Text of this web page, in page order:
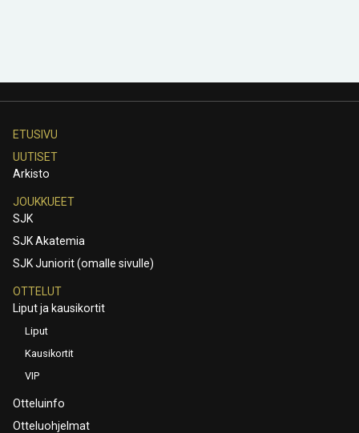
ETUSIVU
UUTISET
Arkisto
JOUKKUEET
SJK
SJK Akatemia
SJK Juniorit (omalle sivulle)
OTTELUT
Liput ja kausikortit
Liput
Kausikortit
VIP
Otteluinfo
Otteluohjelmat